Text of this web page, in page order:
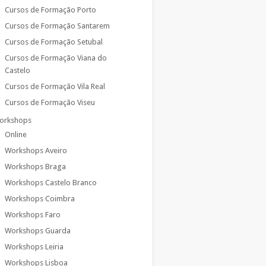
Cursos de Formação Porto
Cursos de Formação Santarem
Cursos de Formação Setubal
Cursos de Formação Viana do
Castelo
Cursos de Formação Vila Real
Cursos de Formação Viseu
Online
Workshops Aveiro
Workshops Braga
Workshops Castelo Branco
Workshops Coimbra
Workshops Faro
Workshops Guarda
Workshops Leiria
Workshops Lisboa